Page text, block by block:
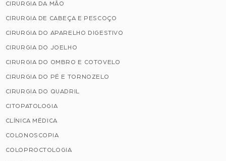
CIRURGIA DA MÃO
CIRURGIA DE CABEÇA E PESCOÇO
CIRURGIA DO APARELHO DIGESTIVO
CIRURGIA DO JOELHO
CIRURGIA DO OMBRO E COTOVELO
CIRURGIA DO PÉ E TORNOZELO
CIRURGIA DO QUADRIL
CITOPATOLOGIA
CLÍNICA MÉDICA
COLONOSCOPIA
COLOPROCTOLOGIA